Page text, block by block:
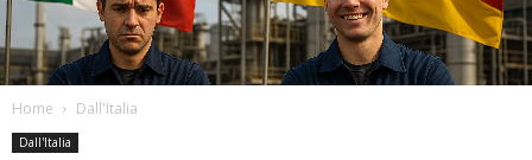
Home Dall'Italia
Dall'Italia